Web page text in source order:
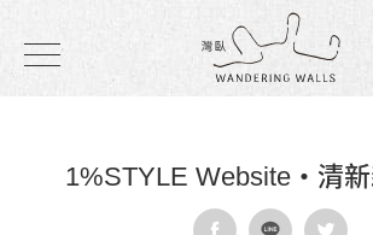
民
宿
1%STYLE Website・清